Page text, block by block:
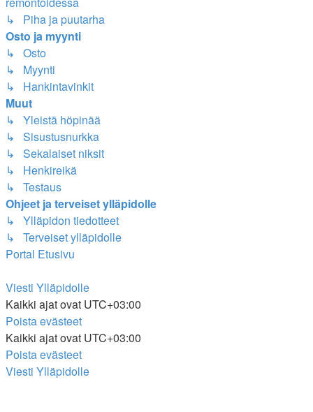
↳ Piha ja puutarha
Osto ja myynti
↳ Osto
↳ Myynti
↳ Hankintavinkit
Muut
↳ Yleistä höpinää
↳ Sisustusnurkka
↳ Sekalaiset niksit
↳ Henkireikä
↳ Testaus
Ohjeet ja terveiset ylläpidolle
↳ Ylläpidon tiedotteet
↳ Terveiset ylläpidolle
Portal Etusivu
Viesti Ylläpidolle
Kaikki ajat ovat UTC+03:00
Poista evästeet
Kaikki ajat ovat UTC+03:00
Poista evästeet
Viesti Ylläpidolle